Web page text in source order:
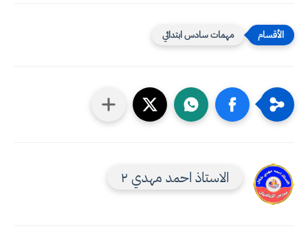
مهمات سادس ابتدائي
الاستاذ احمد مهدي ٢